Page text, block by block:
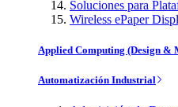
Soluciones para
Wireless ePaper
Applied Computing (Design &
Automatización Industrial